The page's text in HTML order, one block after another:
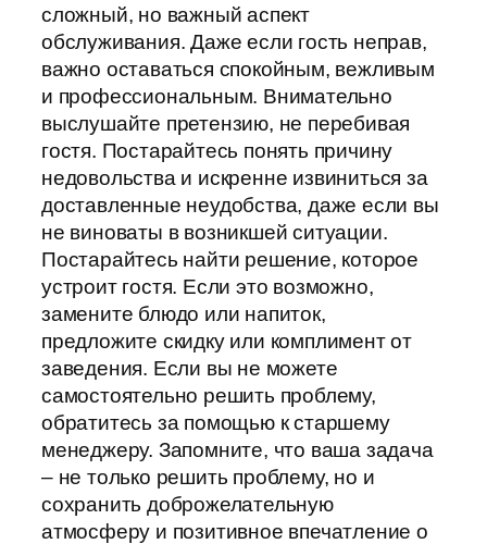
сложный, но важный аспект
обслуживания. Даже если гость неправ,
важно оставаться спокойным, вежливым
и профессиональным. Внимательно
выслушайте претензию, не перебивая
гостя. Постарайтесь понять причину
недовольства и искренне извиниться за
доставленные неудобства, даже если вы
не виноваты в возникшей ситуации.
Постарайтесь найти решение, которое
устроит гостя. Если это возможно,
замените блюдо или напиток,
предложите скидку или комплимент от
заведения. Если вы не можете
самостоятельно решить проблему,
обратитесь за помощью к старшему
менеджеру. Запомните, что ваша задача
– не только решить проблему, но и
сохранить доброжелательную
атмосферу и позитивное впечатление о